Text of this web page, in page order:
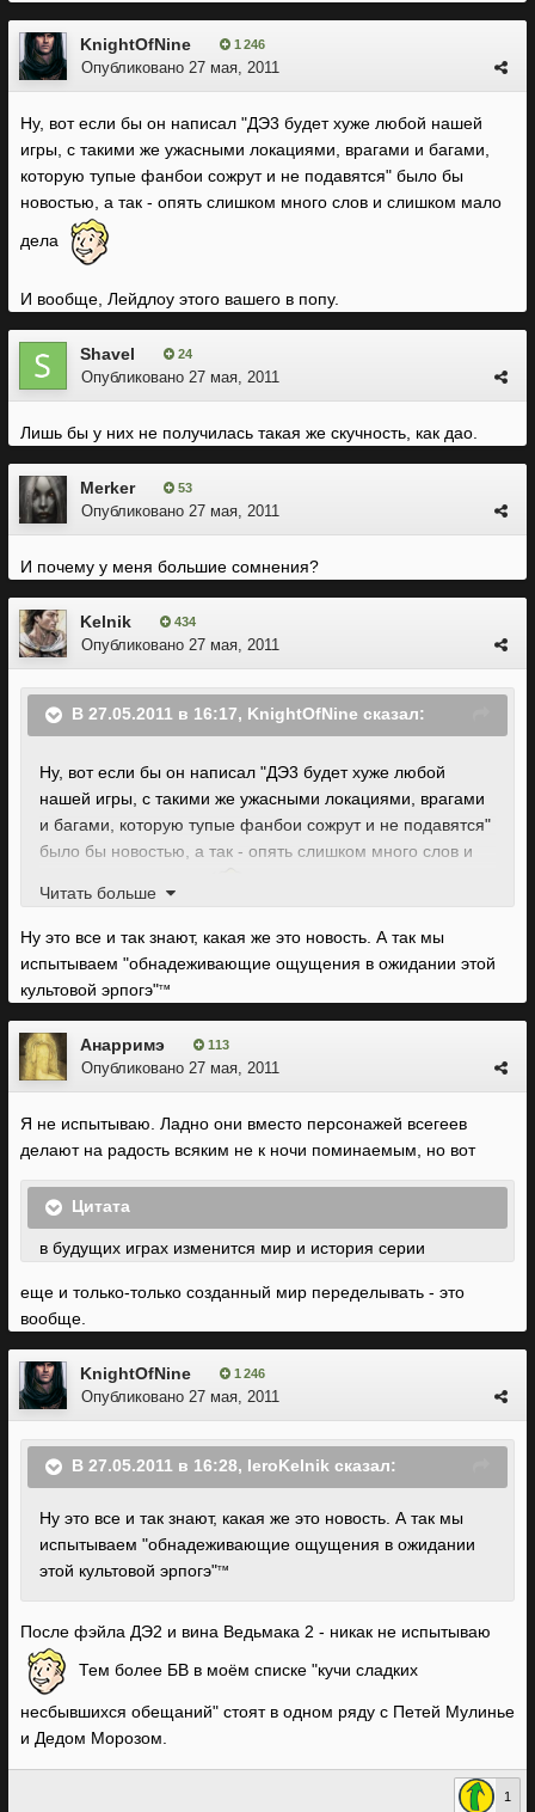
KnightOfNine 1 246
Опубликовано 27 мая, 2011
Ну, вот если бы он написал "ДЭ3 будет хуже любой нашей
игры, с такими же ужасными локациями, врагами и багами,
которую тупые фанбои сожрут и не подавятся" было бы
новостью, а так - опять слишком много слов и слишком мало
дела
И вообще, Лейдлоу этого вашего в попу.
Shavel 24
Опубликовано 27 мая, 2011
Лишь бы у них не получилась такая же скучность, как дао.
Merker 53
Опубликовано 27 мая, 2011
И почему у меня большие сомнения?
Kelnik 434
Опубликовано 27 мая, 2011
В 27.05.2011 в 16:17, KnightOfNine сказал:
Ну, вот если бы он написал "ДЭ3 будет хуже любой
нашей игры, с такими же ужасными локациями, врагами
и багами, которую тупые фанбои сожрут и не подавятся"
было бы новостью, а так - опять слишком много слов и
слишком мало дела
И вообще, Лейдлоу этого вашего в попу.
Читать больше
Ну это все и так знают, какая же это новость. А так мы
испытываем "обнадеживающие ощущения в ожидании этой
культовой эрпогэ"тм
Анарримэ 113
Опубликовано 27 мая, 2011
Я не испытываю. Ладно они вместо персонажей всегеев
делают на радость всяким не к ночи поминаемым, но вот
Цитата
в будущих играх изменится мир и история серии
еще и только-только созданный мир переделывать - это
вообще.
KnightOfNine 1 246
Опубликовано 27 мая, 2011
В 27.05.2011 в 16:28, IeroKelnik сказал:
Ну это все и так знают, какая же это новость. А так мы
испытываем "обнадеживающие ощущения в ожидании
этой культовой эрпогэ"тм
После фэйла ДЭ2 и вина Ведьмака 2 - никак не испытываю
Тем более БВ в моём списке "кучи сладких
несбывшихся обещаний" стоят в одном ряду с Петей Мулинье
и Дедом Морозом.
1